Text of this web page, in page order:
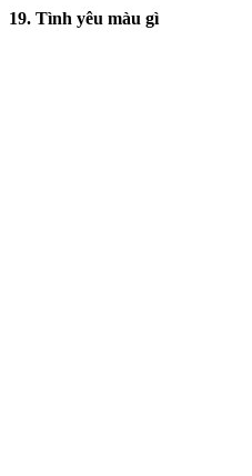
19. Tình yêu màu gì